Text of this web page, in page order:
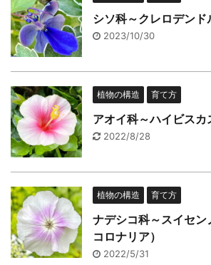
シソ科～クレロデンド
2023/10/30
植物の構造 育て方
アオイ科～ハイビスカ
2022/8/28
植物の構造 育て方
ナデシコ科～スイセン
コロナリア）
2022/5/31